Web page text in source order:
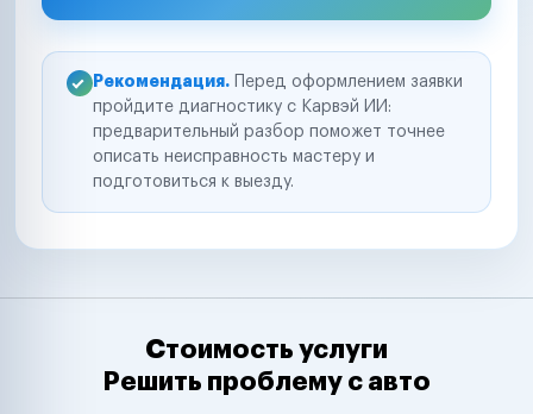
Рекомендация. Перед оформлением заявки
пройдите диагностику с Карвэй ИИ:
предварительный разбор поможет точнее
описать неисправность мастеру и
подготовиться к выезду.
Стоимость услуги
Решить проблему с авто